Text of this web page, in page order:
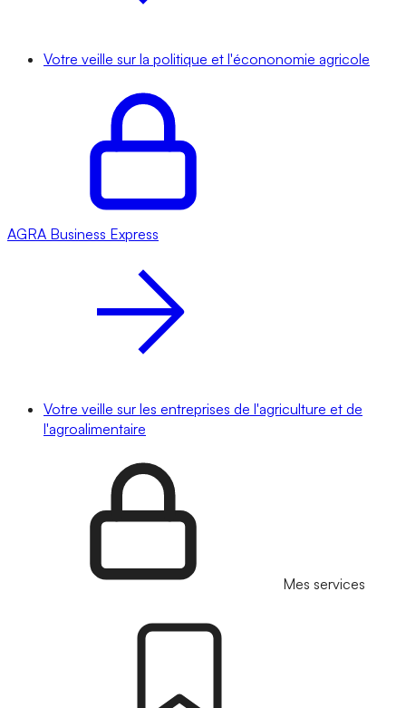
Votre veille sur la politique et l'écononomie agricole
AGRA Business Express
Votre veille sur les entreprises de l'agriculture et de
l'agroalimentaire
Mes services